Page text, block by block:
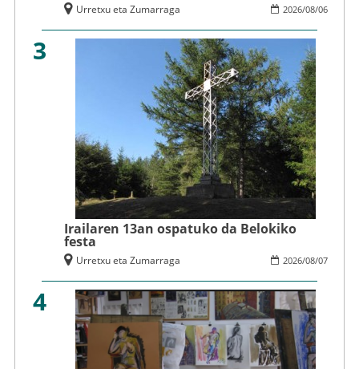
2026/08/06
Urretxu eta Zumarraga
3
Irailaren 13an ospatuko da Belokiko
festa
2026/08/07
Urretxu eta Zumarraga
4